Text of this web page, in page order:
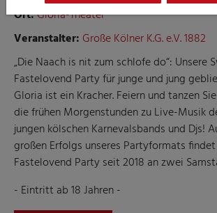
Ort:Gloria-Theater
Veranstalter: Große Kölner K.G. e.V. 1882
„Die Naach is nit zum schlofe do“: Unsere
Fastelovend Party für junge und jung
Gloria ist ein Kracher. Feiern und tanzen
die frühen Morgenstunden zu Live-Musik
jungen kölschen Karnevalsbands und Djs!
großen Erfolgs unseres Partyformats
Fastelovend Party seit 2018 an zwei
- Eintritt ab 18 Jahren -